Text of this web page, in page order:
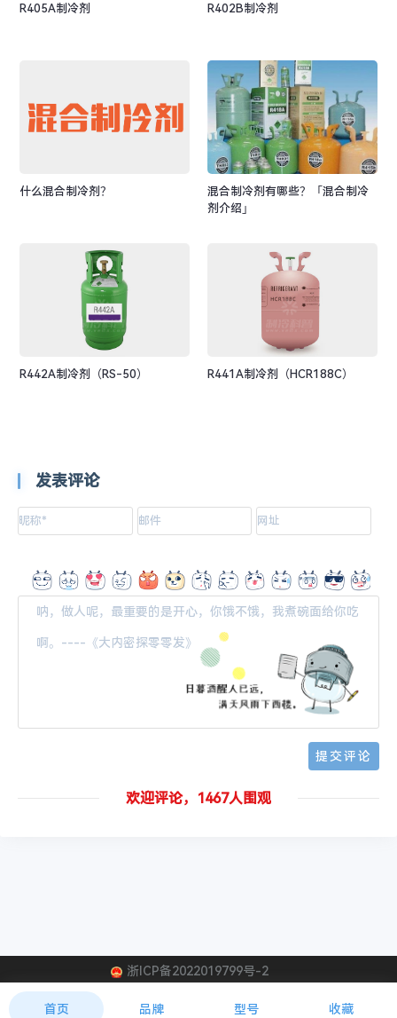
R414A R414A制冷剂
封面
R405A制冷剂 R402B制冷剂
什么混合制冷剂？
混合制冷剂有哪些？「混合制冷
剂介绍」
R442A制冷剂（RS-50） R441A制冷剂（HCR188C）
发表评论
欢迎评论，1467人围观
浙ICP备2022019799号-2
首页 品牌 型号 收藏